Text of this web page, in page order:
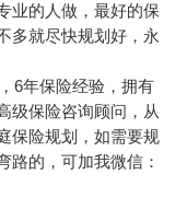
业的人做，最好的保
多就尽快规划好，永
年保险经验，拥有
级保险咨询顾问，从
保险规划，如需要规
路的，可加我微信：